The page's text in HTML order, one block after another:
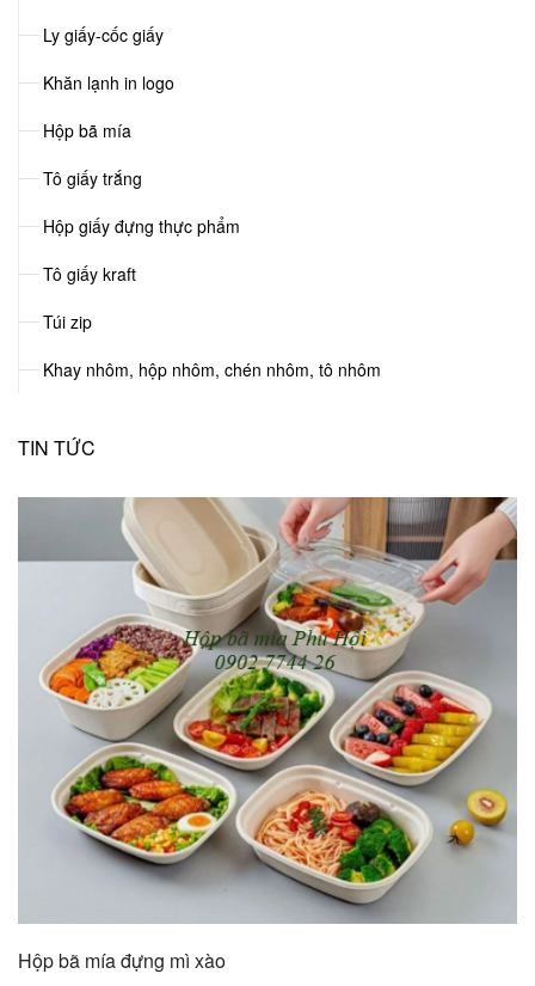
Ly giấy-cốc giấy
Khăn lạnh in logo
Hộp bã mía
Tô giấy trắng
Hộp giấy đựng thực phẩm
Tô giấy kraft
Túi zip
Khay nhôm, hộp nhôm, chén nhôm, tô nhôm
TIN TỨC
Hộp bã mía đựng mì xào